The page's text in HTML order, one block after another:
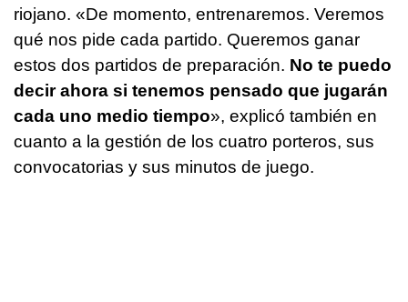
riojano. «De momento, entrenaremos. Veremos
qué nos pide cada partido. Queremos ganar
estos dos partidos de preparación. No te puedo
decir ahora si tenemos pensado que jugarán
cada uno medio tiempo», explicó también en
cuanto a la gestión de los cuatro porteros, sus
convocatorias y sus minutos de juego.